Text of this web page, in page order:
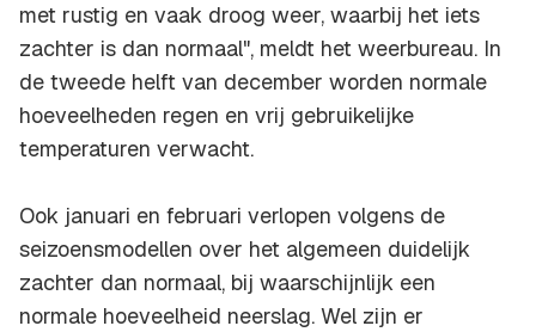
met rustig en vaak droog weer, waarbij het iets
zachter is dan normaal", meldt het weerbureau. In
de tweede helft van december worden normale
hoeveelheden regen en vrij gebruikelijke
temperaturen verwacht.
Ook januari en februari verlopen volgens de
seizoensmodellen over het algemeen duidelijk
zachter dan normaal, bij waarschijnlijk een
normale hoeveelheid neerslag. Wel zijn er